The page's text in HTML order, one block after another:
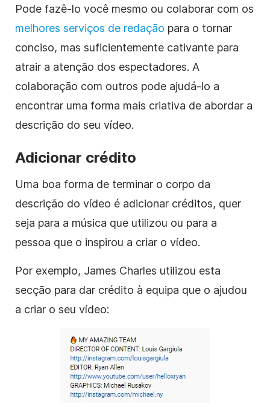
Pode fazê-lo você mesmo ou colaborar com os
melhores serviços de redação para o tornar
conciso, mas suficientemente cativante para
atrair a atenção dos espectadores. A
colaboração com outros pode ajudá-lo a
encontrar uma forma mais criativa de abordar a
descrição do seu vídeo.
Adicionar crédito
Uma boa forma de terminar o corpo da
descrição do vídeo é adicionar créditos, quer
seja para a música que utilizou ou para a
pessoa que o inspirou a criar o vídeo.
Por exemplo, James Charles utilizou esta
secção para dar crédito à equipa que o ajudou
a criar o seu vídeo: